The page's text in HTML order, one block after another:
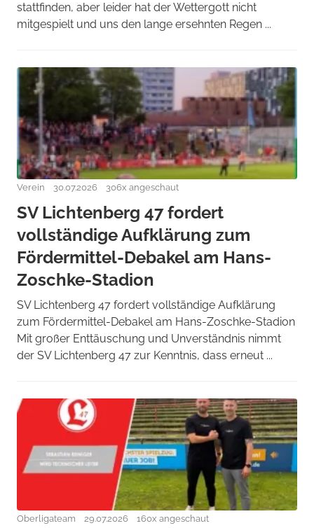
stattfinden, aber leider hat der Wettergott nicht
mitgespielt und uns den lange ersehnten Regen ...
Verein 30.07.2026 306x angeschaut
SV Lichtenberg 47 fordert
vollständige Aufklärung zum
Fördermittel-Debakel am Hans-
Zoschke-Stadion
SV Lichtenberg 47 fordert vollständige Aufklärung
zum Fördermittel-Debakel am Hans-Zoschke-Stadion
Mit großer Enttäuschung und Unverständnis nimmt
der SV Lichtenberg 47 zur Kenntnis, dass erneut ...
Oberligateam 29.07.2026 160x angeschaut